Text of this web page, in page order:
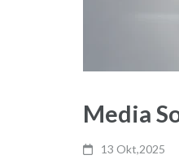
Media
13 Okt,2025